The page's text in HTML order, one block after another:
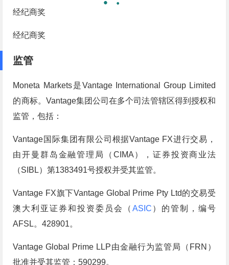
经纪商奖
经纪商奖
监管
Moneta Markets是Vantage International Group Limited
的商标。Vantage集团公司在多个司法管辖区得到授权和
监管，包括：
Vantage国际集团有限公司根据Vantage FX进行交易，
由开曼群岛金融管理局（CIMA），证券投资商业法
（SIBL）第1383491号授权并受其监管。
Vantage FX旗下Vantage Global Prime Pty Ltd的交易受
澳大利亚证券和投资委员会（ ASIC ）的管制，编号
AFSL。428901。
Vantage Global Prime LLP由金融行为监管局（FRN）
批准并受其监管：590299。